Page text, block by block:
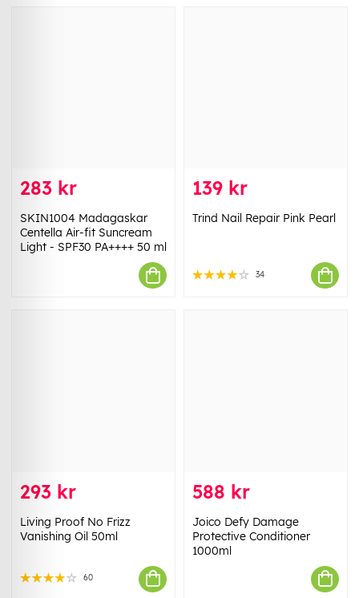
283 kr
SKIN1004 Madagaskar
Centella Air-fit Suncream
Light - SPF30 PA++++ 50 ml
139 kr
Trind Nail Repair Pink Pearl
34
293 kr
Living Proof No Frizz
Vanishing Oil 50ml
60
588 kr
Joico Defy Damage
Protective Conditioner
1000ml